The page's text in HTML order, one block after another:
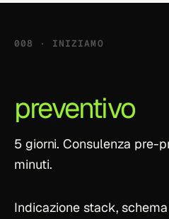
008 · INIZIAMO
preventivo
5 giorni. Consulenza pre-
minuti.
Indicazione stack,